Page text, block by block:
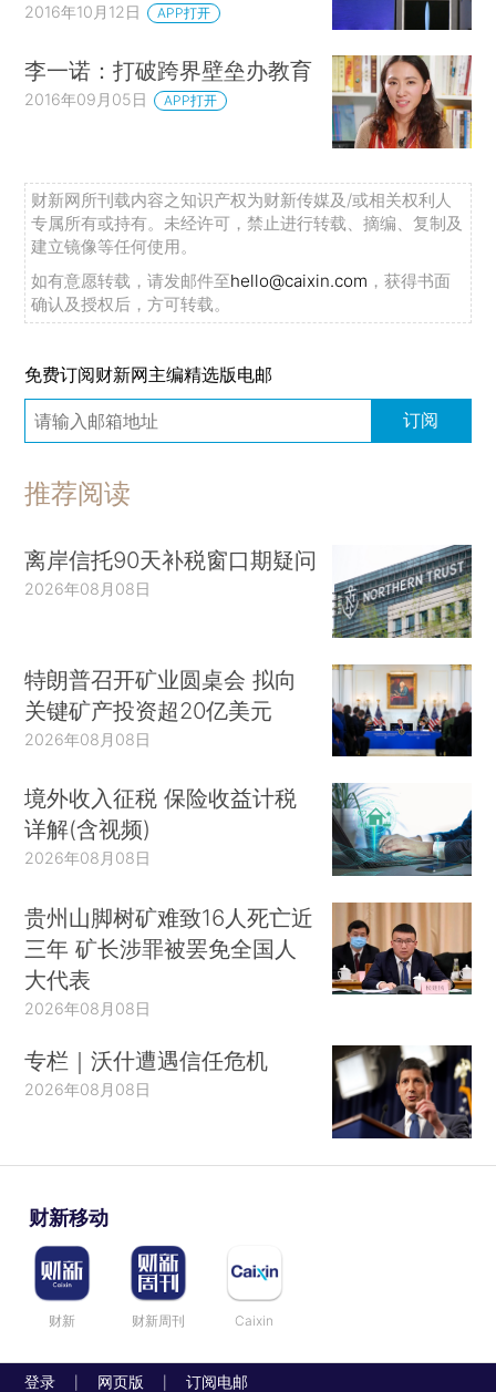
2016年10月12日 APP打开
李一诺：打破跨界壁垒办教育
2016年09月05日 APP打开
财新网所刊载内容之知识产权为财新传媒及/或相关权利人
专属所有或持有。未经许可，禁止进行转载、摘编、复制及
建立镜像等任何使用。
如有意愿转载，请发邮件至hello@caixin.com ，获得书面
确认及授权后，方可转载。
免费订阅财新网主编精选版电邮
订阅
推荐阅读
离岸信托90天补税窗口期疑问
2026年08月08日
特朗普召开矿业圆桌会 拟向
关键矿产投资超20亿美元
2026年08月08日
境外收入征税 保险收益计税
详解(含视频)
2026年08月08日
贵州山脚树矿难致16人死亡近
三年 矿长涉罪被罢免全国人
大代表
2026年08月08日
专栏｜沃什遭遇信任危机
2026年08月08日
财新移动
财新 财新周刊 Caixin
登录 网页版 订阅电邮